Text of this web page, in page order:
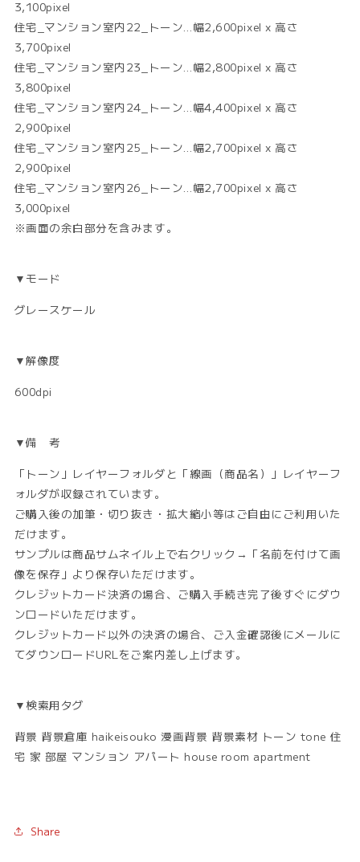
3,100pixel
住宅_マンション室内22_トーン…幅2,600pixel x 高さ
3,700pixel
住宅_マンション室内23_トーン…幅2,800pixel x 高さ
3,800pixel
住宅_マンション室内24_トーン…幅4,400pixel x 高さ
2,900pixel
住宅_マンション室内25_トーン…幅2,700pixel x 高さ
2,900pixel
住宅_マンション室内26_トーン…幅2,700pixel x 高さ
3,000pixel
※画面の余白部分を含みます。
▼モード
グレースケール
▼解像度
600dpi
▼備 考
「トーン」レイヤーフォルダと「線画（商品名）」レイヤーフ
ォルダが収録されています。
ご購入後の加筆・切り抜き・拡大縮小等はご自由にご利用いた
だけます。
サンプルは商品サムネイル上で右クリック→「名前を付けて画
像を保存」より保存いただけます。
クレジットカード決済の場合、ご購入手続き完了後すぐにダウ
ンロードいただけます。
クレジットカード以外の決済の場合、ご入金確認後にメールに
てダウンロードURLをご案内差し上げます。
▼検索用タグ
背景 背景倉庫 haikeisouko 漫画背景 背景素材 トーン tone 住
宅 家 部屋 マンション アパート house room apartment
Share